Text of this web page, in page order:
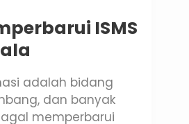
ISMS
adalah bidang
dan banyak
memperbarui